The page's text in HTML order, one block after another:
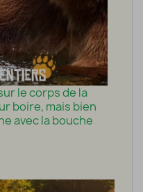
le corps de la
boire, mais bien
avec la bouche